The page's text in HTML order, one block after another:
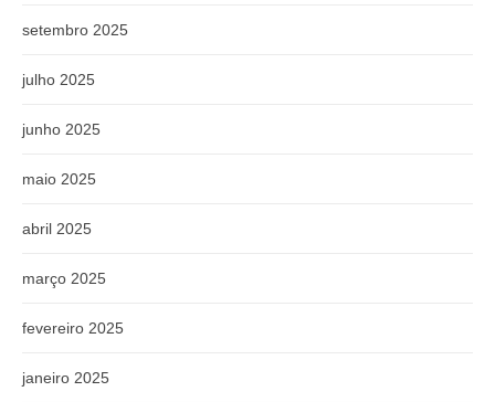
setembro 2025
julho 2025
junho 2025
maio 2025
abril 2025
março 2025
fevereiro 2025
janeiro 2025